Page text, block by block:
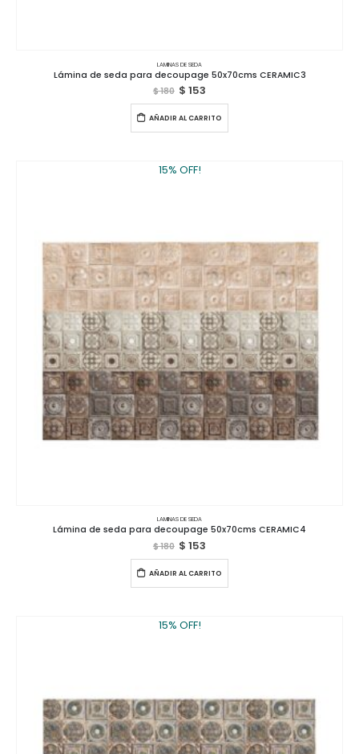
LAMINAS DE SEDA
Lámina de seda para decoupage 50x70cms CERAMIC3
$180 $ 153
AÑADIR AL CARRITO
15% OFF!
LAMINAS DE SEDA
Lámina de seda para decoupage 50x70cms CERAMIC4
$180 $ 153
AÑADIR AL CARRITO
15% OFF!